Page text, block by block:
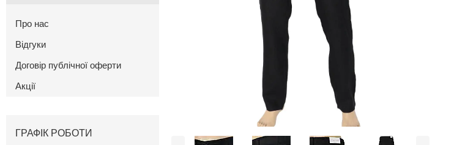
Про нас
Відгуки
Договір публічної оферти
Акції
ГРАФІК РОБОТИ